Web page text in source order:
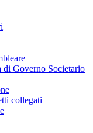
di Governo Societario
collegati